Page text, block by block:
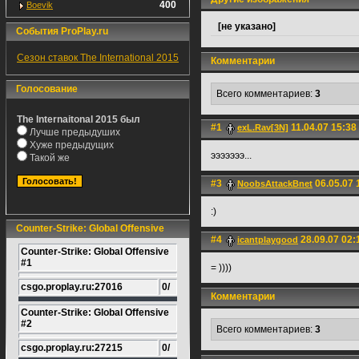
Boevik 400
События ProPlay.ru
Сезон ставок The International 2015
Голосование
The Internaitonal 2015 был
Лучше предыдуших
Хуже предыдущих
Такой же
Counter-Strike: Global Offensive
Counter-Strike: Global Offensive
#1
csgo.proplay.ru:27016 0/
Counter-Strike: Global Offensive
#2
csgo.proplay.ru:27215 0/
[не указано]
Комментарии
Всего комментариев: 3
#1 exL.Rav[3N] 11.04.07 15:38
эээээээ...
#3 NoobsAttackBnet 06.05.07
:)
#4 icantplaygood 28.09.07
= ))))
Комментарии
Всего комментариев: 3